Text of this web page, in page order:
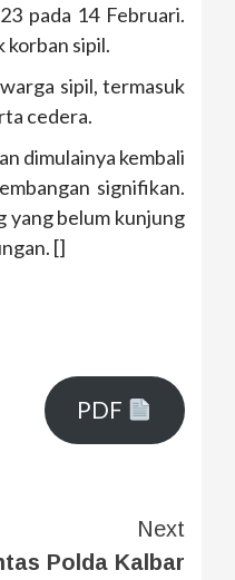
pada 14 Februari.
korban sipil.
sipil, termasuk
cedera.
dimulainya kembali
signifikan.
yang belum kunjung
[]
PDF
Next
Polda Kalbar